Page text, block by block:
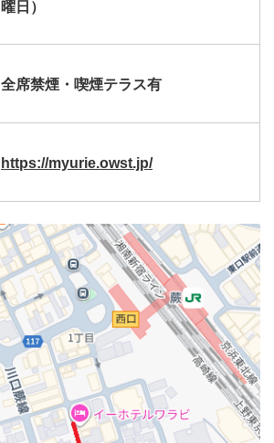
曜日）
全席禁煙・喫煙テラス有
https://myurie.owst.jp/